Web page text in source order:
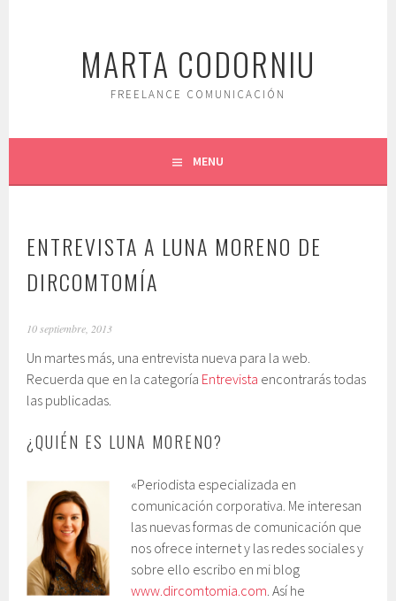
MARTA CODORNIU
FREELANCE COMUNICACIÓN
MENU
ENTREVISTA A LUNA MORENO DE
DIRCOMTOMÍA
10 septiembre, 2013
Un martes más, una entrevista nueva para la web.
Recuerda que en la categoría Entrevista encontrarás todas
las publicadas.
¿QUIÉN ES LUNA MORENO?
«Periodista especializada en
comunicación corporativa. Me interesan
las nuevas formas de comunicación que
nos ofrece internet y las redes sociales y
sobre ello escribo en mi blog
www.dircomtomia.com . Así he